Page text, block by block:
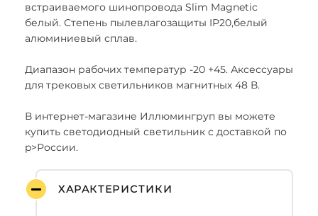
встраиваемого шинопровода Slim Magnetic
белый. Степень пылевлагозащиты IP20,белый
алюминиевый сплав.
Диапазон рабочих температур -20 +45. Аксессуары
для трековых светильников магнитных 48 В.
В интернет-магазине Иллюмингруп вы можете
купить светодиодный светильник с доставкой по
p>России.
ХАРАКТЕРИСТИКИ